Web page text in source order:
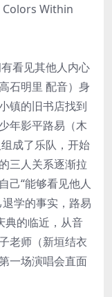
Colors Within
看见其他人内心
石明里 配音）身
镇的旧书店找到
年影平路易（木
成了乐队，开始
三人关系逐渐拉
己“能够看见他人
学的事实，路易
的临近，从音
老师（新垣结衣
一场演唱会直面